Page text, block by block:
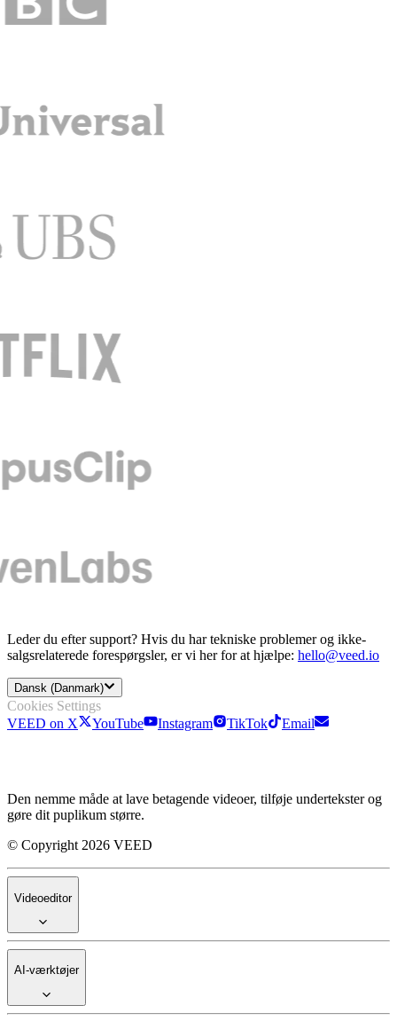
Leder du efter support? Hvis du har tekniske problemer og ikke-
salgsrelaterede forespørgsler, er vi her for at hjælpe: hello@veed.io
Dansk (Danmark)
Cookies Settings
VEED on X
YouTube Instagram TikTok Email
Den nemme måde at lave betagende videoer, tilføje undertekster og
gøre dit puplikum større.
© Copyright 2026 VEED
Videoeditor
AI-værktøjer